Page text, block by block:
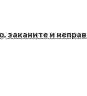
заканите и